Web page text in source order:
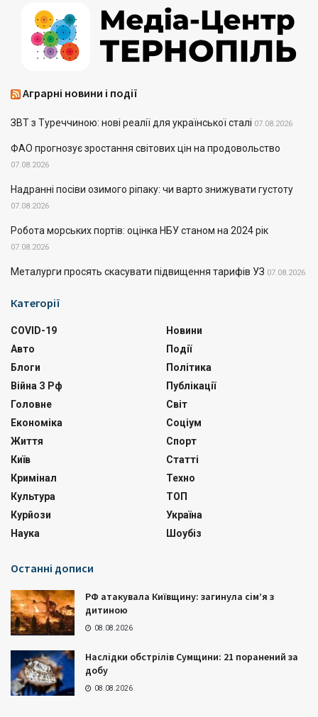
Аграрні новини і події
ЗВТ з Туреччиною: нові реалії для української сталі 07.08.2026
ФАО прогнозує зростання світових цін на продовольство
07.08.2026
Надранні посіви озимого ріпаку: чи варто знижувати густоту
07.08.2026
Робота морських портів: оцінка НБУ станом на 2024 рік
07.08.2026
Металурги просять скасувати підвищення тарифів УЗ 07.08.2026
Категорії
COVID-19
Авто
Блоги
Війна З Рф
Головне
Економіка
Життя
Київ
Кримінал
Культура
Курйози
Наука
Новини
Події
Політика
Публікації
Світ
Соціум
Спорт
Статті
Техно
ТОП
Україна
Шоубіз
Останні дописи
РФ атакувала Київщину: загинула сім’я з
дитиною
08.08.2026
Наслідки обстрілів Сумщини: 21 поранений за
добу
08.08.2026